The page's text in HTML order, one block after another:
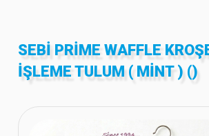
SEBİ PRİME WAFFLE
İŞLEME TULUM ( MINT ) ()